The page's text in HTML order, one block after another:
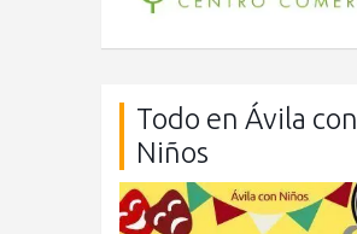
Todo en Ávila con
Niños